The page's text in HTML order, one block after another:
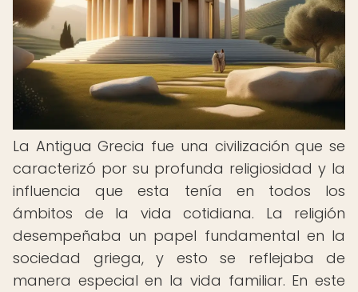
La Antigua Grecia fue una civilización que se
caracterizó por su profunda religiosidad y la
influencia que esta tenía en todos los
ámbitos de la vida cotidiana. La religión
desempeñaba un papel fundamental en la
sociedad griega, y esto se reflejaba de
manera especial en la vida familiar. En este